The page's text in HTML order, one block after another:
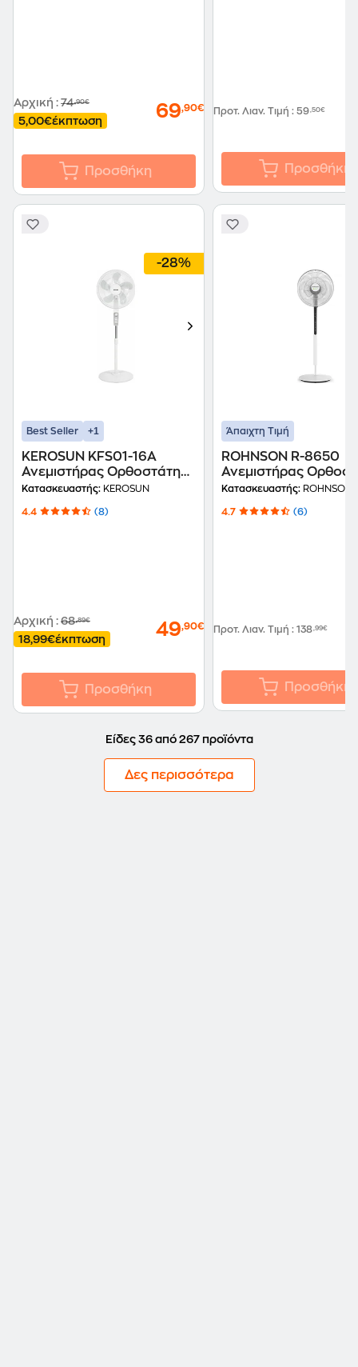
Αρχική : 74,90€
5,00€έκπτωση 69,90€
Προσθήκη
Προτ. Λιαν. Τιμή : 59,50€
Προσθήκη
-28%
Best Seller +1
KEROSUN KFS01-16A
Ανεμιστήρας Ορθοστάτης
60 W 40 cm
Κατασκευαστής: KEROSUN
4.4 (8)
Αρχική : 68,89€
18,99€έκπτωση 49,90€
Προσθήκη
Άπαιχτη Τιμή
ROHNSON R-8650
Ανεμιστήρας
33 W 35 cm
Κατασκευαστής: ROHNSON
4.7 (6)
Προτ. Λιαν. Τιμή : 138,99€
Προσθήκη
Είδες 36 από 267 προϊόντα
Δες περισσότερα